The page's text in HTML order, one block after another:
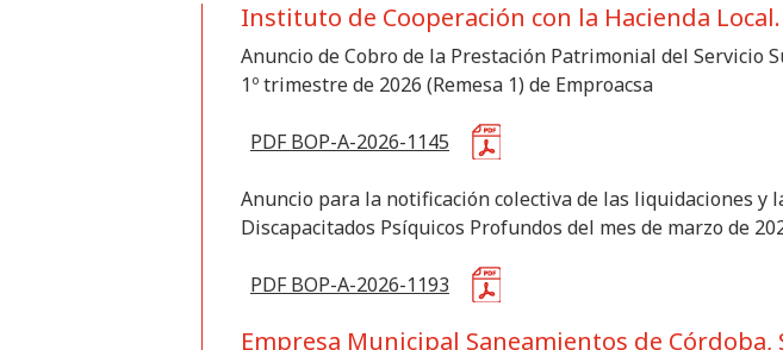
Instituto de Cooperación con la Hacienda
Anuncio de Cobro de la Prestación Patrimonial del
1º trimestre de 2026 (Remesa 1) de Emproacsa
PDF BOP-A-2026-1145
Anuncio para la notificación colectiva de las liquidaciones
Discapacitados Psíquicos Profundos del mes de marzo de
PDF BOP-A-2026-1193
Empresa Municipal Saneamientos de Córdoba,